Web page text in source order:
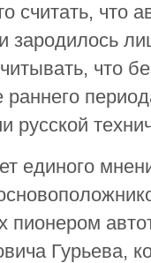
считать, что
зародилось
что
раннего
русской
единого
пионером
Гурьева,